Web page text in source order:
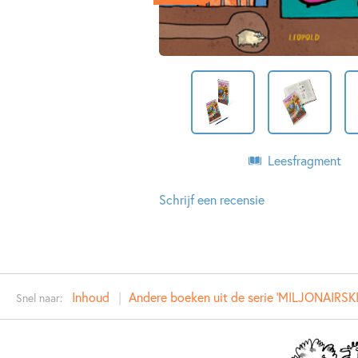
Leesfragment
Schrijf een recensie
Snel naar: Inhoud Andere boeken uit de serie